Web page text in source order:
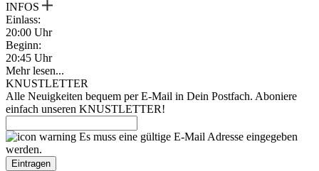
INFOS
Einlass:
20:00 Uhr
Beginn:
20:45 Uhr
Mehr lesen...
KNUSTLETTER
Alle Neuigkeiten bequem per E-Mail in Dein Postfach. Aboniere
einfach unseren KNUSTLETTER!
Es muss eine gültige E-Mail Adresse eingegeben
werden.